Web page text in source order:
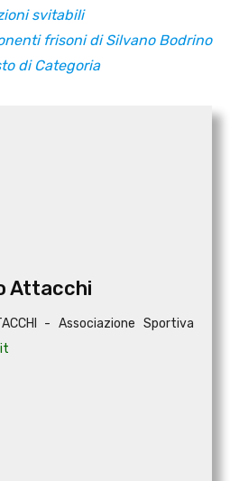
svitabili
frisoni di Silvano Bodrino
di Categoria
Attacchi
- Associazione Sportiva